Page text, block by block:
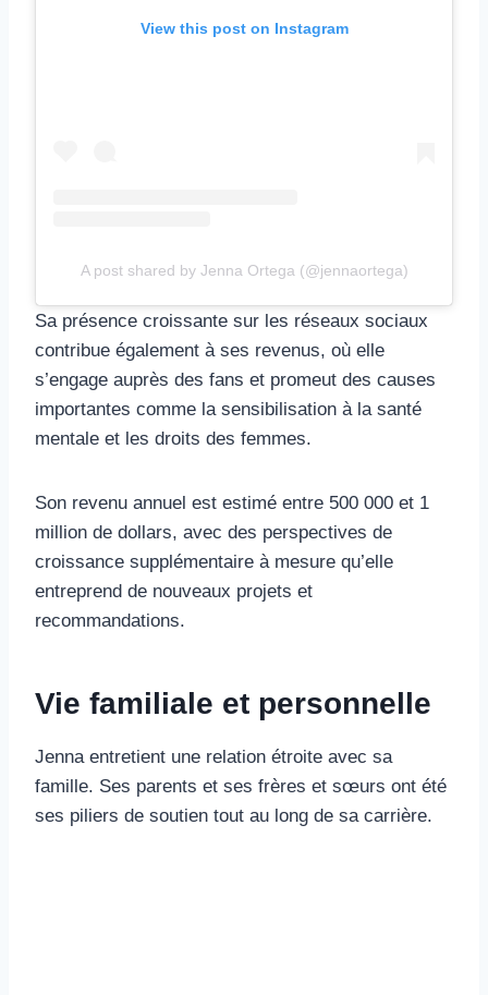
View this post on Instagram
A post shared by Jenna Ortega (@jennaortega)
Sa présence croissante sur les réseaux sociaux
contribue également à ses revenus, où elle
s’engage auprès des fans et promeut des causes
importantes comme la sensibilisation à la santé
mentale et les droits des femmes.
Son revenu annuel est estimé entre 500 000 et 1
million de dollars, avec des perspectives de
croissance supplémentaire à mesure qu’elle
entreprend de nouveaux projets et
recommandations.
Vie familiale et personnelle
Jenna entretient une relation étroite avec sa
famille. Ses parents et ses frères et sœurs ont été
ses piliers de soutien tout au long de sa carrière.